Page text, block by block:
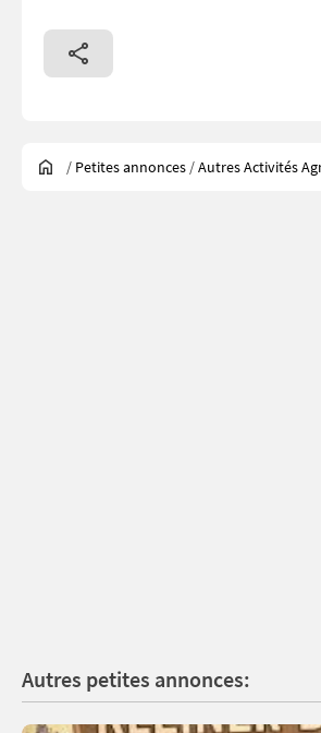
/ Petites annonces /Autres Activités
Autres petites annonces: